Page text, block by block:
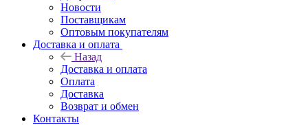
Новости
Поставщикам
Оптовым покупателям
Доставка и оплата
Назад
Доставка и оплата
Оплата
Доставка
Возврат и обмен
Контакты